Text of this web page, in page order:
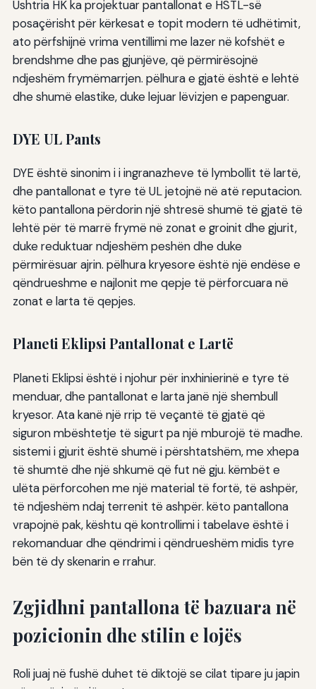
Ushtria HK ka projektuar pantallonat e HSTL-së
posaçërisht për kërkesat e topit modern të udhëtimit,
ato përfshijnë vrima ventillimi me lazer në kofshët e
brendshme dhe pas gjunjëve, që përmirësojnë
ndjeshëm frymëmarrjen. pëlhura e gjatë është e lehtë
dhe shumë elastike, duke lejuar lëvizjen e papenguar.
DYE UL Pants
DYE është sinonim i i ingranazheve të lymbollit të lartë,
dhe pantallonat e tyre të UL jetojnë në atë reputacion.
këto pantallona përdorin një shtresë shumë të gjatë të
lehtë për të marrë frymë në zonat e groinit dhe gjurit,
duke reduktuar ndjeshëm peshën dhe duke
përmirësuar ajrin. pëlhura kryesore është një endëse e
qëndrueshme e najlonit me qepje të përforcuara në
zonat e larta të qepjes.
Planeti Eklipsi Pantallonat e Lartë
Planeti Eklipsi është i njohur për inxhinierinë e tyre të
menduar, dhe pantallonat e larta janë një shembull
kryesor. Ata kanë një rrip të veçantë të gjatë që
siguron mbështetje të sigurt pa një mburojë të madhe.
sistemi i gjurit është shumë i përshtatshëm, me xhepa
të shumtë dhe një shkumë që fut në gju. këmbët e
ulëta përforcohen me një material të fortë, të ashpër,
të ndjeshëm ndaj terrenit të ashpër. këto pantallona
vrapojnë pak, kështu që kontrollimi i tabelave është i
rekomanduar dhe qëndrimi i qëndrueshëm midis tyre
bën të dy skenarin e rrahur.
Zgjidhni pantallona të bazuara në
pozicionin dhe stilin e lojës
Roli juaj në fushë duhet të diktojë se cilat tipare ju japin